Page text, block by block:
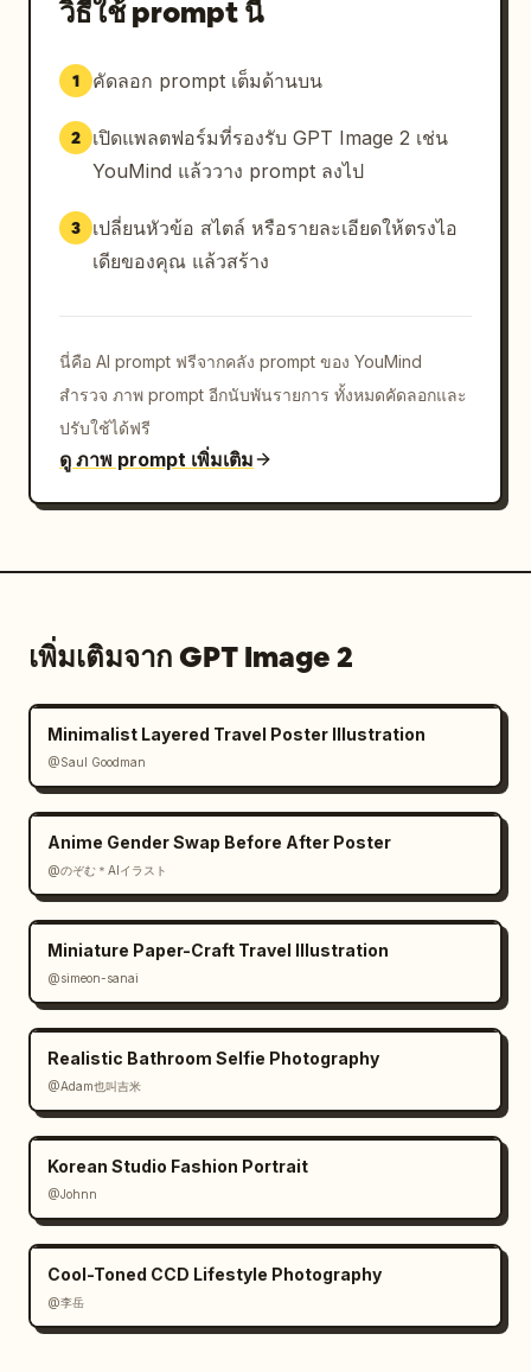
วิธีใช้ prompt นี้
1 คัดลอก prompt เต็มด้านบน
2
เปิดแพลตฟอร์มที่รองรับ GPT Image 2 เช่น
YouMind แล้ววาง prompt ลงไป
3
เปลี่ยนหัวข้อ สไตล์ หรือรายละเอียดให้ตรงไอ
เดียของคุณ แล้วสร้าง
นี่คือ AI prompt ฟรีจากคลัง prompt ของ YouMind
สำรวจ ภาพ prompt อีกนับพันรายการ ทั้งหมดคัดลอกและ
ปรับใช้ได้ฟรี
ดู ภาพ prompt เพิ่มเติม
เพิ่มเติมจาก GPT Image 2
Minimalist Layered Travel Poster Illustration
@Saul Goodman
Anime Gender Swap Before After Poster
@のぞむ＊AIイラスト
Miniature Paper-Craft Travel Illustration
@simeon-sanai
Realistic Bathroom Selfie Photography
@Adam也叫吉米
Korean Studio Fashion Portrait
@Johnn
Cool-Toned CCD Lifestyle Photography
@李岳